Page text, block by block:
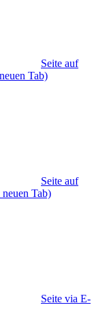
Seite auf
Tab)
Seite auf
Tab)
Seite via E-